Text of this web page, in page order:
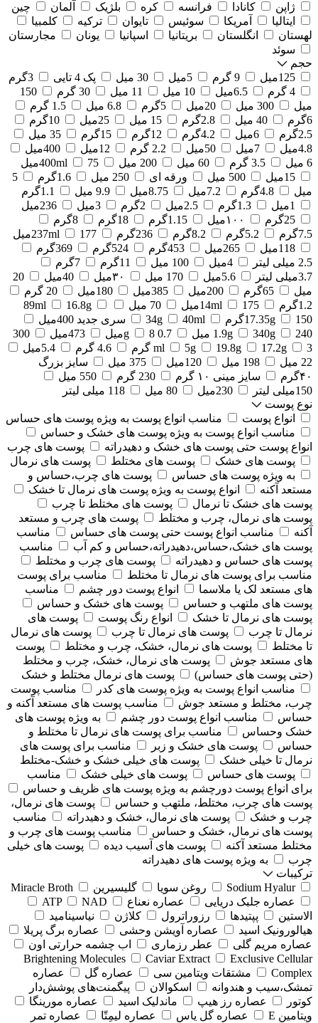
ژاپن
کانادا فرانسه کره بلژیک آلمان
چین
ایتالیا
آمریکا سوئیس تایوان ترکیه
کلمبیا
لهستان
انگلستان بریتانیا اسپانیا یونان
مجارستان
سوئد
حجم
125میل
9 گرم 5میل 30 میل پک 4 تایی
3گرم
4 گرم
6.5میل 10 میل 11 میل 30 گرم
150
میل
300 میل 20میل 5گرم 6.8 میل
1.5 گرم
6گرم
40 میل 2.8گرم 15 میل 25میل
10گرم
2.5گرم
6میل 4.2گرم 12گرم 15گرم
35 میل
4.8میل
7میل 50میل 2.2 گرم 12میل
400میل
6 میل
3.5 گرم 60 میل 200 میل 400ml
75میل
15میل
500 میل ورقه ای 250 میل 1.6گرم
5
میل
4.8گرم 7.2میل 8.75میل 9.9 میل
1.1گرم
1میل
1.3گرم 2.5میل 2گرم 3میل
236میل
25گرم
۱۰۰میل 1.15گرم 18گرم
8گرم
7.5گرم
5.2گرم 8.2گرم 236گرم 237ml
177میل
118میل
265میل 453گرم 524گرم
369گرم
2.5 میلی لیتر
4میل 100 میل 11گرم
7گرم
3.7میلی لیتر
5.6میل 170 میل ۳۰میل 40میل
20
میل
65گرم 200میل 385میل 180میل
20 گرم
1.2گرم
14ml 175میل 70 میل 89ml
16.8g
17.35g
150گرم 34g 40ml
سری جدید 400میل
1.9g
340g 240 میل 0.7 g 8میل 473میل
300
ml
5g 19.8g 17.2g 3 گرم 4.6 گرم
5.4میل
22 میل
198 میل 120میل 375 میل
سایز بزرگ
۴۰گرم
سایز مینی ۱۰ گرم 230 گرم
550 میل
150میلی لیتر
230میل 80 میل
118 میلی لیتر
نوع پوست
انواع پوست
مناسب انواع پوست به ویژه پوست های حساس
مناسب انواع پوست به ویژه پوست های خشک و حساس
انواع پوست حتی پوست های خشک و دهیدراته
پوست های چرب
پوست های خشک
پوست های مختلط
پوست های نرمال
به ویژه پوست های حساس
پوست های چرب،حساس و
مستعد آکنه
انواع پوست به ویژه پوست های نرمال تا خشک
پوست های خشک تا نرمال
پوست های مختلط تا چرب
پوست های نرمال، چرب و مختلط
پوست های چرب و مستعد
آکنه
مناسب انواع پوست حتی پوست های حساس
مناسب
پوست های خشک،حساس،دهیدراته،حساس و کم آب
مناسب
پوست های حساس و دهیدراته
پوست های چرب و مختلط
مناسب برای پوست های نرمال تا مختلط
مناسب برای پوست
های مستعد لک یا ملاسما
انواع پوست دور چشم
مناسب
پوست های ملتهب و حساس
پوست های خشک و حساس
پوست های نرمال تا خشک
انواع رنگ پوست
پوست های
نرمال تا چرب
پوست های نرمال تا چرب
پوست های نرمال
تا مختلط
پوست های نرمال، خشک، چرب و مختلط
پوست
های مستعد جوش
پوست های نرمال، خشک، چرب و مختلط
(حتی پوست های حساس)
پوست های نرمال مختلط و خشک
مناسب انواع پوست به ویژه پوست های کدر
مناسب پوست
چرب، مختلط و مستعد جوش
مناسب پوست های مستعد آکنه و
حساس
مناسب انواع پوست دور چشم
به ویژه پوست های
خشک وحساس
مناسب برای پوست های نرمال تا مختلط و
حساس
پوست های خشک و زبر
مناسب برای پوست های
نرمال تا خیلی خشک
پوست های خیلی خشک و خشک-مختلط
پوست های حساس
پوست های خیلی خشک
مناسب
برای انواع پوست دورچشم به ویژه پوست های ظریف و حساس
پوست های چرب، مختلط، ملتهب و حساس
پوست های نرمال،
چرب و خشک
پوست های نرمال، خشک و دهیدراته
مناسب
پوست های نرمال، خشک و حساس
مناسب پوست های چرب و
مختلط مستعد آکنه
پوست های آسیب دیده
پوست های خیلی
چرب
به ویژه پوست های دهیدراته
ترکیبات
Sodium Hyalur
روغن سویا گلیسیرین
Miracle Broth
عصاره جلبک دریایی
عصاره نعناع ATP
NAD
الاستین
پپتیدها رزوراترول کلاژن
⁠نیاسینامید
هیالورونیک اسید
عصاره آویشن وحشی
عصاره برگ پریلا
عصاره مریم گلی
عطر رزماری
اب چشمه حرارتی اون
Brightening Molecules
Caviar Extract
Exclusive Cellular
Complex
مشتقات ویتامین سی عصاره گل
عصاره
تمشک،سیب و هندوانه
اسکوالان
پیگمنت‌های پوشش‌دار
کوتور
عصاره رز هیپ ماندلیک اسید
عصاره مورینگا
ویتامین E
عصاره گل یاس عصاره لیمِتّا
عصاره تمر